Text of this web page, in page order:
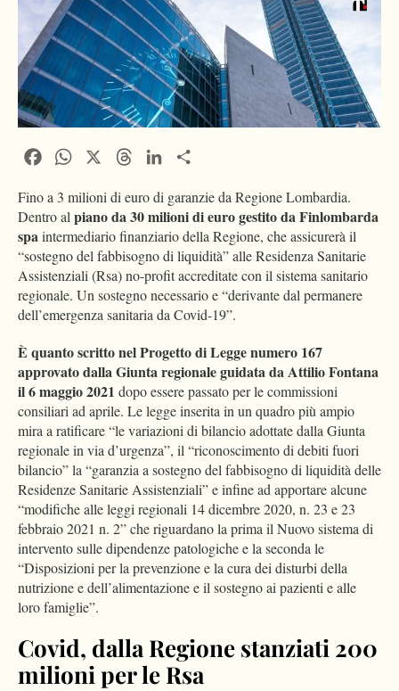
FacebookWhatsApp ThreadsLinkedIn
Fino a 3 milioni di euro di garanzie da Regione Lombardia.
Dentro al piano da 30 milioni di euro gestito da Finlombarda
spa intermediario finanziario della Regione, che assicurerà il
“sostegno del fabbisogno di liquidità” alle Residenza Sanitarie
Assistenziali (Rsa) no-profit accreditate con il sistema sanitario
regionale. Un sostegno necessario e “derivante dal permanere
dell’emergenza sanitaria da Covid-19”.
È quanto scritto nel Progetto di Legge numero 167
approvato dalla Giunta regionale guidata da Attilio Fontana
il 6 maggio 2021 dopo essere passato per le commissioni
consiliari ad aprile. Le legge inserita in un quadro più ampio
mira a ratificare “le variazioni di bilancio adottate dalla Giunta
regionale in via d’urgenza”, il “riconoscimento di debiti fuori
bilancio” la “garanzia a sostegno del fabbisogno di liquidità delle
Residenze Sanitarie Assistenziali” e infine ad apportare alcune
“modifiche alle leggi regionali 14 dicembre 2020, n. 23 e 23
febbraio 2021 n. 2” che riguardano la prima il Nuovo sistema di
intervento sulle dipendenze patologiche e la seconda le
“Disposizioni per la prevenzione e la cura dei disturbi della
nutrizione e dell’alimentazione e il sostegno ai pazienti e alle
loro famiglie”.
Covid, dalla Regione stanziati 200
milioni per le Rsa